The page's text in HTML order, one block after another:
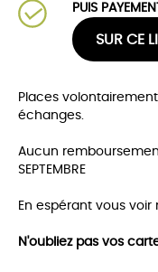
PUIS
SUR CE
Places
échanges.
Aucun
SEPTEMBRE
En espérant vous
N'oubliez pas vos